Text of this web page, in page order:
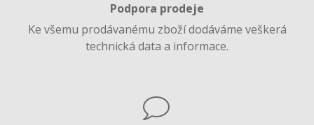
Podpora prodeje
Ke všemu prodávanému zboží dodáváme veškerá
technická data a informace.